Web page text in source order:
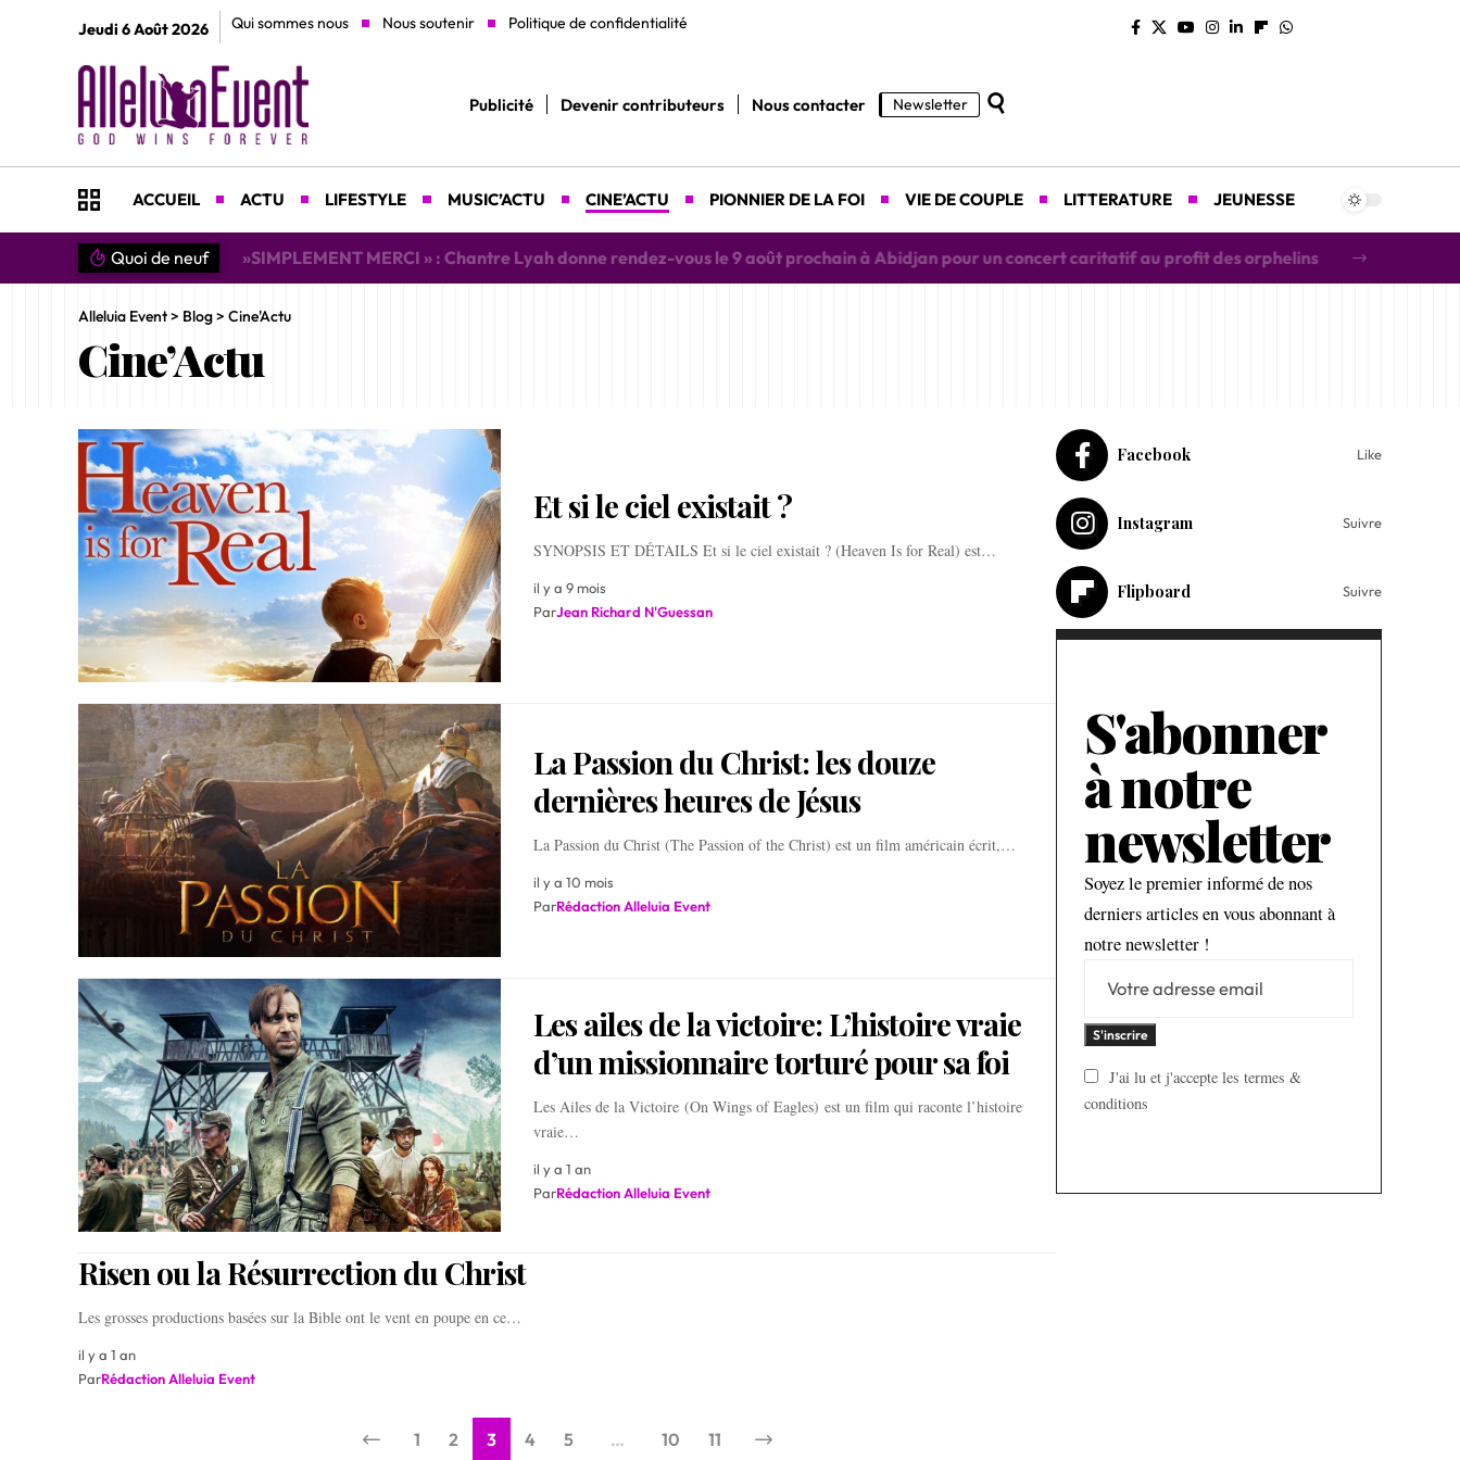
Jeudi 6 Août 2026 Qui sommes nous Nous soutenir Politique de confidentialité
Publicité Devenir contributeurs Nous contacter Newsletter
ACCUEIL ACTU LIFESTYLE MUSIC’ACTU CINE’ACTU PIONNIER DE LA FOI VIE DE COUPLE LITTERATURE JEUNESSE
Quoi de neuf
du Christ » »SIMPLEMENT MERCI » : Chantre Lyah donne rendez-vous le 9 août prochain à Abidjan pour un concert caritatif au profit des orphelins
Alleluia Event> Blog> Cine'Actu
Cine’Actu
Et si le ciel existait ?
SYNOPSIS ET DÉTAILS Et si le ciel existait ? (Heaven Is for Real) est…
il y a 9 mois
ParJean Richard N'Guessan
La Passion du Christ: les douze
dernières heures de Jésus
La Passion du Christ (The Passion of the Christ) est un film américain écrit,…
il y a 10 mois
ParRédaction Alleluia Event
Les ailes de la victoire: L’histoire vraie
d’un missionnaire torturé pour sa foi
Les Ailes de la Victoire (On Wings of Eagles) est un film qui raconte l’histoire
vraie…
il y a 1 an
ParRédaction Alleluia Event
Risen ou la Résurrection du Christ
Les grosses productions basées sur la Bible ont le vent en poupe en ce…
il y a 1 an
ParRédaction Alleluia Event
1 2 3 4 5 … 10 11
Facebook Like
Instagram Suivre
Flipboard Suivre
S'abonner
à notre
newsletter
Soyez le premier informé de nos
derniers articles en vous abonnant à
notre newsletter !
J'ai lu et j'accepte les termes &
conditions